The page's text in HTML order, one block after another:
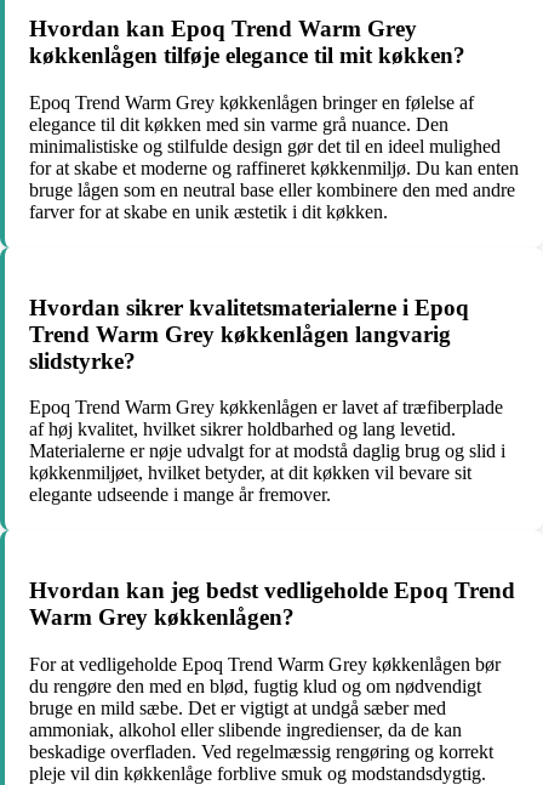
Hvordan kan Epoq Trend Warm Grey
køkkenlågen tilføje elegance til mit køkken?
Epoq Trend Warm Grey køkkenlågen bringer en følelse af
elegance til dit køkken med sin varme grå nuance. Den
minimalistiske og stilfulde design gør det til en ideel mulighed
for at skabe et moderne og raffineret køkkenmiljø. Du kan enten
bruge lågen som en neutral base eller kombinere den med andre
farver for at skabe en unik æstetik i dit køkken.
Hvordan sikrer kvalitetsmaterialerne i Epoq
Trend Warm Grey køkkenlågen langvarig
slidstyrke?
Epoq Trend Warm Grey køkkenlågen er lavet af træfiberplade
af høj kvalitet, hvilket sikrer holdbarhed og lang levetid.
Materialerne er nøje udvalgt for at modstå daglig brug og slid i
køkkenmiljøet, hvilket betyder, at dit køkken vil bevare sit
elegante udseende i mange år fremover.
Hvordan kan jeg bedst vedligeholde Epoq Trend
Warm Grey køkkenlågen?
For at vedligeholde Epoq Trend Warm Grey køkkenlågen bør
du rengøre den med en blød, fugtig klud og om nødvendigt
bruge en mild sæbe. Det er vigtigt at undgå sæber med
ammoniak, alkohol eller slibende ingredienser, da de kan
beskadige overfladen. Ved regelmæssig rengøring og korrekt
pleje vil din køkkenlåge forblive smuk og modstandsdygtig.